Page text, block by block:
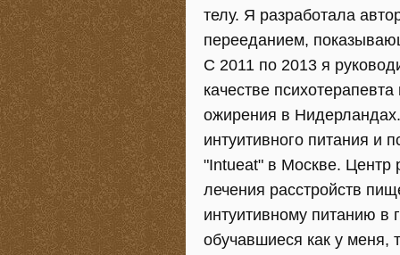
телу. Я разработала
перееданием,
C 2011 по 2013 я
качестве
ожирения в
интуитивного питания и
"Intueat" в Москве. Центр
лечения расстройств
интуитивному питанию в
обучавшиеся как у меня,